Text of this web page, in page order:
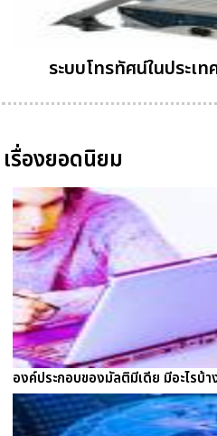
ระบบโทรทัศน์ในประเ
เรื่องยอดนิยม
องค์ประกอบของมัลติมีเดีย มีอะไรบ้า